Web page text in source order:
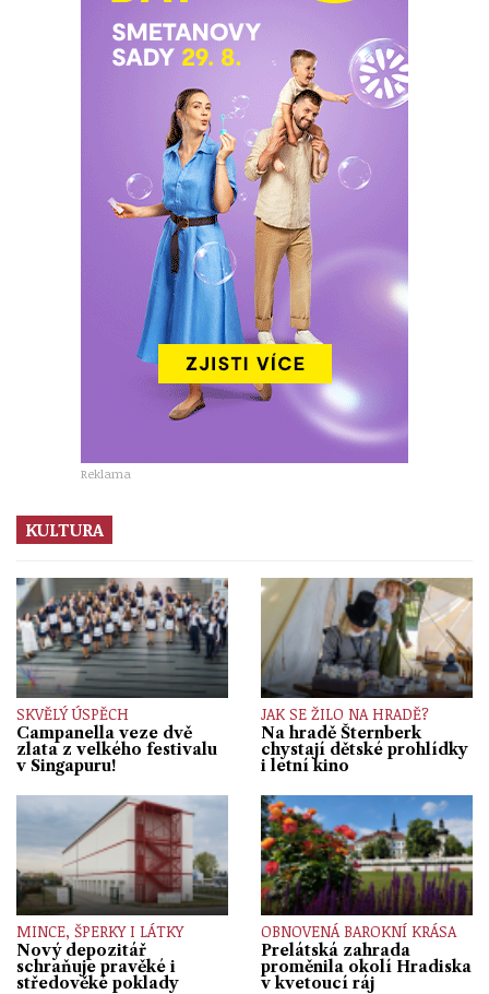
Reklama
KULTURA
SKVĚLÝ ÚSPĚCH
Campanella veze dvě
zlata z velkého festivalu
v Singapuru!
JAK SE ŽILO NA HRADĚ?
Na hradě Šternberk
chystají dětské prohlídky
i letní kino
MINCE, ŠPERKY I LÁTKY
Nový depozitář
schraňuje pravěké i
středověké poklady
OBNOVENÁ BAROKNÍ KRÁSA
Prelátská zahrada
proměnila okolí Hradiska
v kvetoucí ráj